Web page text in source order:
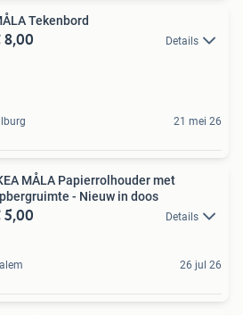
Tekenbord
8,00 Details
21 mei 26
MÅLA Papierrolhouder met
- Nieuw in doos
5,00 Details
26 jul 26